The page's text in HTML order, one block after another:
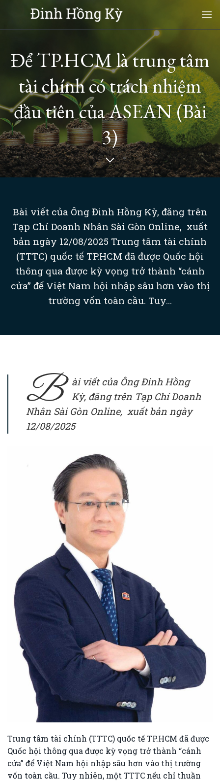
content
Để TP.HCM là trung tâm
tài chính có trách nhiệm
đầu tiên của ASEAN (Bài
3)
Bài viết của Ông Đinh Hồng Kỳ, đăng trên
Tạp Chí Doanh Nhân Sài Gòn Online, xuất
bản ngày 12/08/2025 Trung tâm tài chính
(TTTC) quốc tế TP.HCM đã được Quốc hội
thông qua được kỳ vọng trở thành “cánh
cửa” để Việt Nam hội nhập sâu hơn vào thị
trường vốn toàn cầu. Tuy...
B
ài viết của Ông Đinh Hồng
Kỳ, đăng trên Tạp Chí Doanh
Nhân Sài Gòn Online, xuất bản ngày
12/08/2025
Trung tâm tài chính (TTTC) quốc tế TP.HCM đã được
Quốc hội thông qua được kỳ vọng trở thành “cánh
cửa” để Việt Nam hội nhập sâu hơn vào thị trường
vốn toàn cầu. Tuy nhiên, một TTTC nếu chỉ thuần